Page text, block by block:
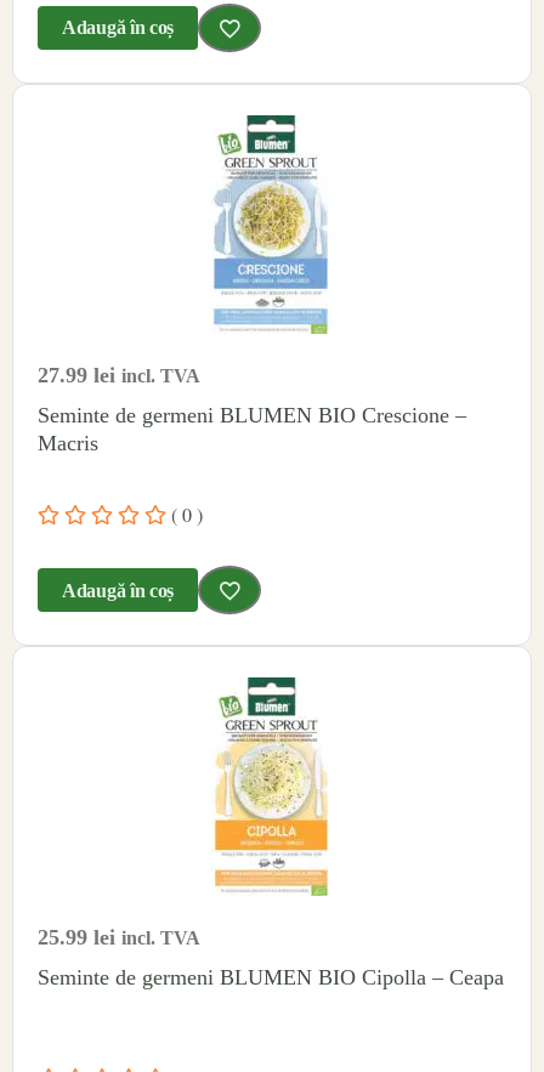
Adaugă în coș
27.99 lei incl. TVA
Seminte de germeni BLUMEN BIO Crescione –
Macris
( 0 )
Adaugă în coș
25.99 lei incl. TVA
Seminte de germeni BLUMEN BIO Cipolla – Ceapa